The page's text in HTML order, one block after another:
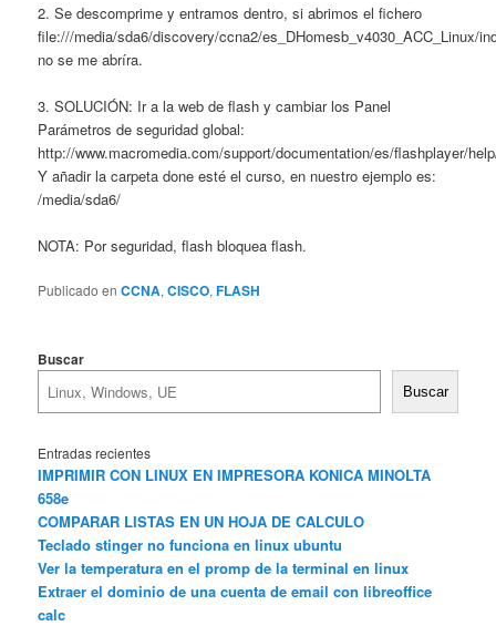
2. Se descomprime y entramos dentro, si abrimos el fichero
file:///media/sda6/discovery/ccna2/es_DHomesb_v4030_ACC_Linux/
no se me abríra.
3. SOLUCIÓN: Ir a la web de flash y cambiar los Panel
Parámetros de seguridad global:
http://www.macromedia.com/support/documentation/es/flashplayer/
Y añadir la carpeta done esté el curso, en nuestro ejemplo es:
/media/sda6/
NOTA: Por seguridad, flash bloquea flash.
Publicado en CCNA,CISCO,FLASH
Buscar
Buscar
Entradas recientes
IMPRIMIR CON LINUX EN IMPRESORA KONICA MINOLTA
658e
COMPARAR LISTAS EN UN HOJA DE CALCULO
Teclado stinger no funciona en linux ubuntu
Ver la temperatura en el promp de la terminal en linux
Extraer el dominio de una cuenta de email con libreoffice
calc